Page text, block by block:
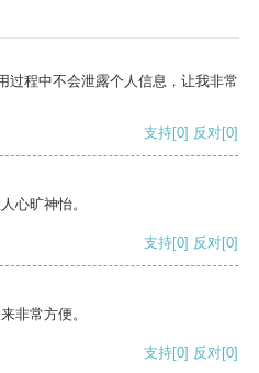
过程中不会泄露个人信息，让我非常
支持[0] 反对[0]
心旷神怡。
支持[0] 反对[0]
非常方便。
支持[0] 反对[0]